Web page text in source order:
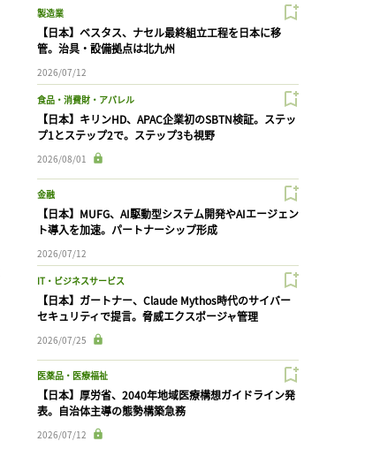
製造業
【日本】ベスタス、ナセル最終組立工程を日本に移
管。治具・設備拠点は北九州
2026/07/12
食品・消費財・アパレル
【日本】キリンHD、APAC企業初のSBTN検証。ステッ
プ1とステップ2で。ステップ3も視野
2026/08/01
金融
【日本】MUFG、AI駆動型システム開発やAIエージェン
ト導入を加速。パートナーシップ形成
2026/07/12
IT・ビジネスサービス
【日本】ガートナー、Claude Mythos時代のサイバー
セキュリティで提言。脅威エクスポージャ管理
2026/07/25
医薬品・医療福祉
【日本】厚労省、2040年地域医療構想ガイドライン発
表。自治体主導の態勢構築急務
2026/07/12